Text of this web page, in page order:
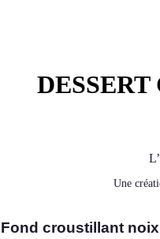
Une
Fond croustillant